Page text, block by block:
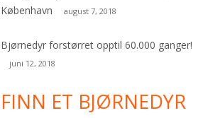
København
august 7, 2018
Bjørnedyr forstørret opptil 60.000 ganger!
juni 12, 2018
FINN ET BJØRNEDYR